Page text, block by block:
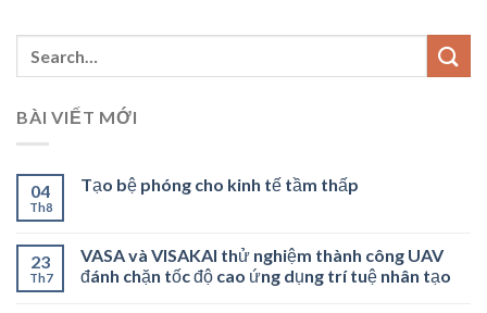
BÀI VIẾT MỚI
04
Th8
Tạo bệ phóng cho kinh tế tầm thấp
23
Th7
VASA và VISAKAI thử nghiệm thành công UAV
đánh chặn tốc độ cao ứng dụng trí tuệ nhân tạo